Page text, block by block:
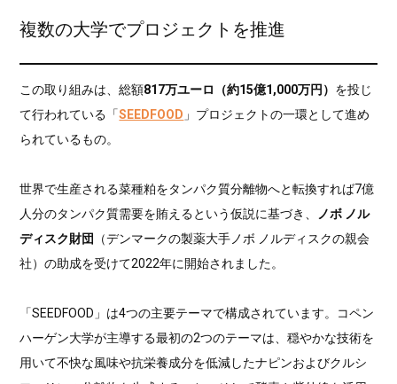
複数の大学でプロジェクトを推進
この取り組みは、総額817万ユーロ（約15億1,000万円） を投じ
て行われている「SEEDFOOD 」プロジェクトの一環として進め
られているもの。
世界で生産される菜種粕をタンパク質分離物へと転換すれば7億
人分のタンパク質需要を賄えるという仮説に基づき、
ノボ ノル
ディスク財団
（デンマークの製薬大手ノボ ノルディスクの親会
社）の助成を受けて2022年に開始されました。
「SEEDFOOD」は4つの主要テーマで構成されています。コペン
ハーゲン大学が主導する最初の2つのテーマは、穏やかな技術を
用いて不快な風味や抗栄養成分を低減したナピンおよびクルシ